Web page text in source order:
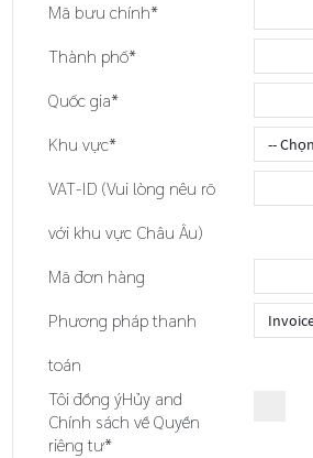
Mã bưu chính*
Thành phố*
Quốc gia*
Khu vực*
VAT-ID (Vui lòng nêu rõ
với khu vực Châu Âu)
Mã đơn hàng
Phương pháp thanh
toán
Tôi đồng ýHủy and
Chính sách về Quyền
riêng tư*